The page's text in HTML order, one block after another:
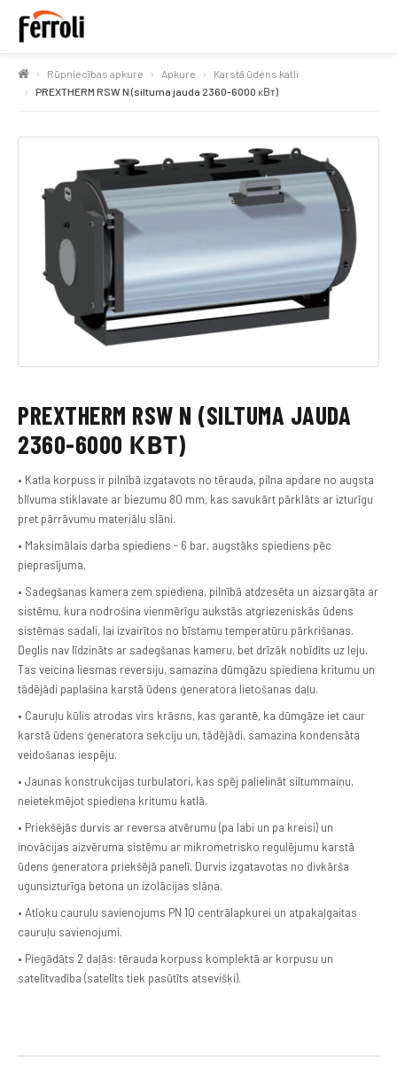
Rūpniecības apkure Apkure
Karstā ūdens katli
PREXTHERM RSW N (siltuma jauda 2360-6000 кВт)
PREXTHERM RSW N (SILTUMA JAUDA
2360-6000 КВТ)
• Katla korpuss ir pilnībā izgatavots no tērauda, pilna apdare no augsta
blīvuma stiklavate ar biezumu 80 mm, kas savukārt pārklāts ar izturīgu
pret pārrāvumu materiālu slāni.
• Maksimālais darba spiediens - 6 bar, augstāks spiediens pēc
pieprasījuma.
• Sadegšanas kamera zem spiediena, pilnībā atdzesēta un aizsargāta ar
sistēmu, kura nodrošina vienmērīgu aukstās atgriezeniskās ūdens
sistēmas sadali, lai izvairītos no bīstamu temperatūru pārkrišanas.
Deglis nav līdzināts ar sadegšanas kameru, bet drīzāk nobīdīts uz leju.
Tas veicina liesmas reversiju, samazina dūmgāzu spiediena kritumu un
tādējādi paplašina karstā ūdens ģeneratora lietošanas daļu.
• Cauruļu kūlis atrodas virs krāsns, kas garantē, ka dūmgāze iet caur
karstā ūdens ģeneratora sekciju un, tādējādi, samazina kondensāta
veidošanas iespēju.
• Jaunas konstrukcijas turbulatori, kas spēj palielināt siltummaiņu,
neietekmējot spiediena kritumu katlā.
• Priekšējās durvis ar reversa atvērumu (pa labi un pa kreisi) un
inovācijas aizvēruma sistēmu ar mikrometrisko regulējumu karstā
ūdens ģeneratora priekšējā panelī. Durvis izgatavotas no divkārša
ugunsizturīga betona un izolācijas slāņa.
• Atloku cauruļu savienojums PN 10 centrālapkurei un atpakaļgaitas
cauruļu savienojumi.
• Piegādāts 2 daļās: tērauda korpuss komplektā ar korpusu un
satelītvadība (satelīts tiek pasūtīts atsevišķi).